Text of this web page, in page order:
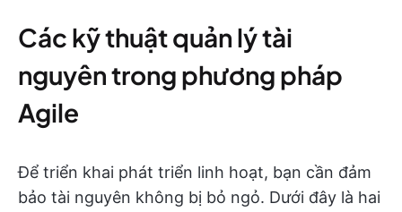
Các kỹ thuật quản lý tài
nguyên trong phương pháp
Agile
Để triển khai phát triển linh hoạt, bạn cần đảm
bảo tài nguyên không bị bỏ ngỏ. Dưới đây là hai